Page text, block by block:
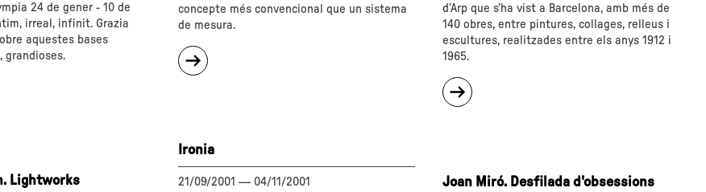
24 de gener - 10 de
irreal, infinit. Grazia
aquestes bases
grandioses.
concepte més convencional que un sistema
de mesura.
d’Arp que s’ha vist a Barcelona, amb més de
140 obres, entre pintures, collages, relleus i
escultures, realitzades entre els anys 1912 i
1965.
sobre
Lightworks
Ironia
21/09/2001 — 04/11/2001
Joan Miró. Desfilada d'obsessions